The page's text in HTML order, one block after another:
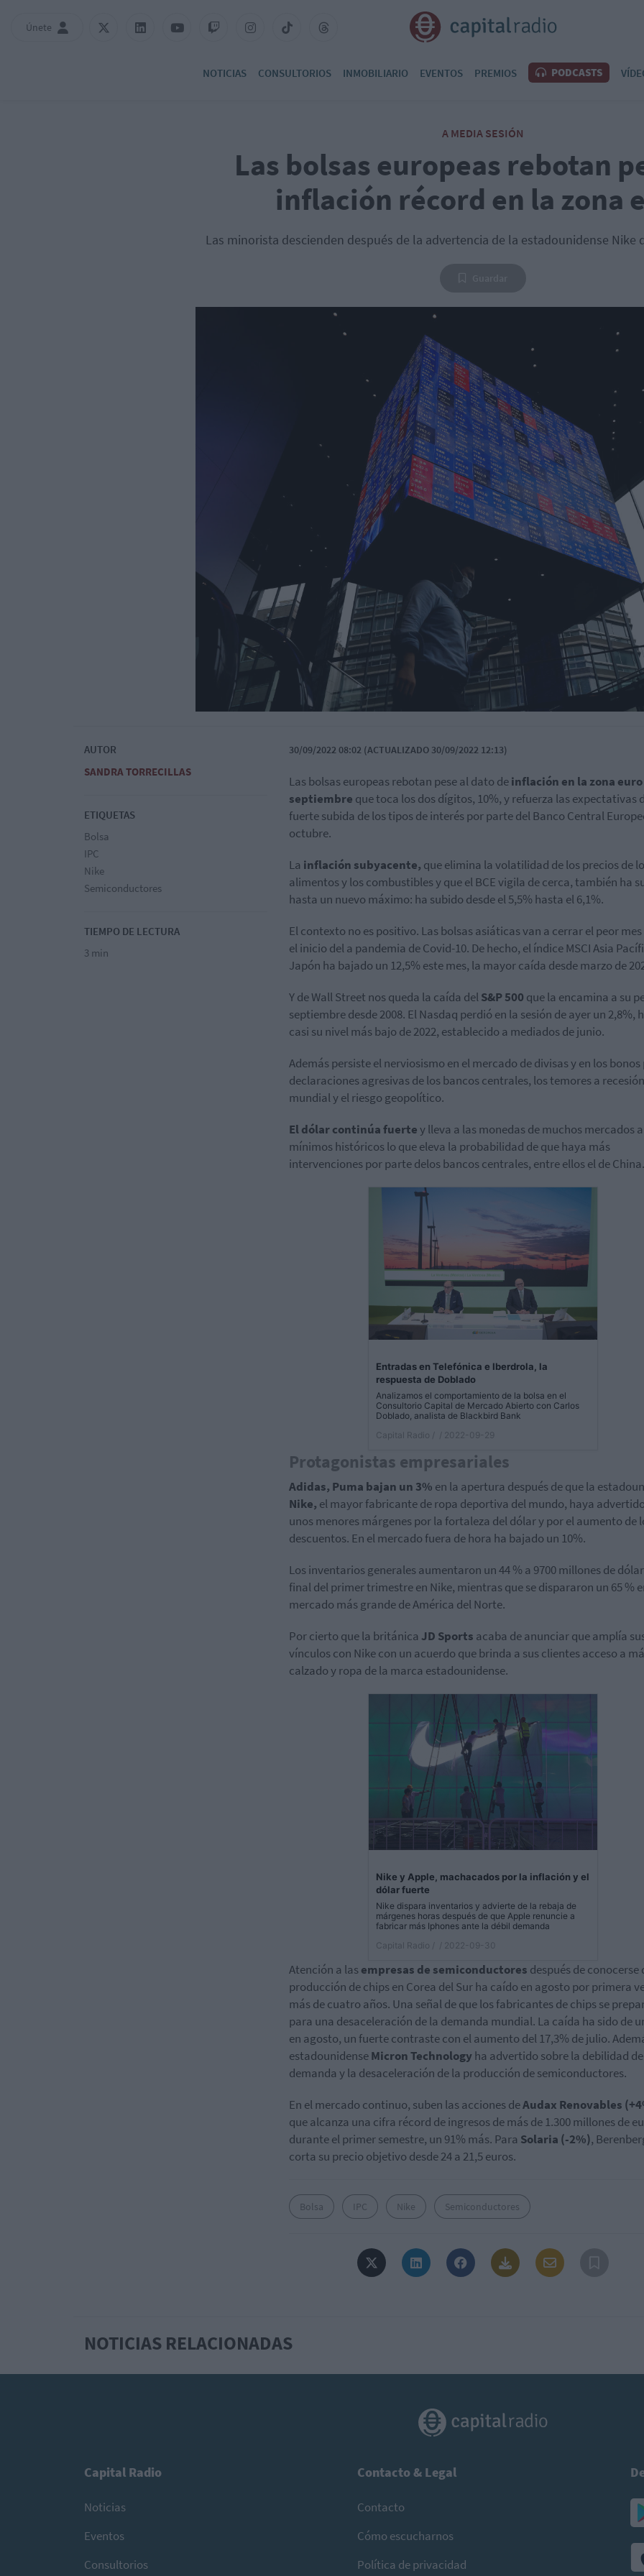
Únete
NOTICIAS CONSULTORIOS INMOBILIARIO EVENTOS PREMIOS PODCASTS
A MEDIA SESIÓN
Las bolsas europeas rebotan
inflación récord en la zona
Las minorista descienden después de la advertencia de la estadounidense Nike
AUTOR
SANDRA TORRECILLAS
ETIQUETAS
Bolsa
IPC
Nike
Semiconductores
TIEMPO DE LECTURA
3 min
30/09/2022 08:02 (ACTUALIZADO 30/09/2022 12:13)
Las bolsas europeas rebotan pese al dato deinflación en la zona
septiembre que toca los dos dígitos, 10%, y refuerza las expectativas
fuerte subida de los tipos de interés por parte del Banco Central
octubre.
La inflación subyacente, que elimina la volatilidad de los precios de
alimentos y los combustibles y que el BCE vigila de cerca, también ha
hasta un nuevo máximo: ha subido desde el 5,5% hasta el 6,1%.
El contexto no es positivo. Las bolsas asiáticas van a cerrar el peor mes
el inicio del a pandemia de Covid-10. De hecho, el índice MSCI Asia
Japón ha bajado un 12,5% este mes, la mayor caída desde marzo de
Y de Wall Street nos queda la caída delS&P 500 que la encamina a su
septiembre desde 2008. El Nasdaq perdió en la sesión de ayer un 2,8%,
casi su nivel más bajo de 2022, establecido a mediados de junio.
Además persiste el nerviosismo en el mercado de divisas y en los bonos
declaraciones agresivas de los bancos centrales, los temores a recesión
mundial y el riesgo geopolítico.
El dólar continúa fuertey lleva a las monedas de muchos mercados a
mínimos históricos lo que eleva la probabilidad de que haya más
intervenciones por parte delos bancos centrales, entre ellos el de China.
Entradas en Telefónica e Iberdrola, la
respuesta de Doblado
Analizamos el comportamiento de la bolsa en el
Consultorio Capital de Mercado Abierto con Carlos
Doblado, analista de Blackbird Bank
Capital Radio /
/ 2022-09-29
Protagonistas empresariales
Adidas, Puma bajan un 3% en la apertura después de que la
Nike, el mayor fabricante de ropa deportiva del mundo, haya
unos menores márgenes por la fortaleza del dólar y por el aumento de
descuentos. En el mercado fuera de hora ha bajado un 10%.
Los inventarios generales aumentaron un 44 % a 9700 millones de
final del primer trimestre en Nike, mientras que se dispararon un 65 %
mercado más grande de América del Norte.
Por cierto que la británica JD Sports acaba de anunciar que amplía
vínculos con Nike con un acuerdo que brinda a sus clientes acceso a
calzado y ropa de la marca estadounidense.
Nike y Apple, machacados por la inflación y el
dólar fuerte
Nike dispara inventarios y advierte de la rebaja de
márgenes horas después de que Apple renuncie a
fabricar más Iphones ante la débil demanda
Capital Radio /
/ 2022-09-30
Atención a lasempresas de semiconductores después de conocerse
producción de chips en Corea del Sur ha caído en agosto por primera
más de cuatro años. Una señal de que los fabricantes de chips se
para una desaceleración de la demanda mundial. La caída ha sido de
en agosto, un fuerte contraste con el aumento del 17,3% de julio.
estadounidenseMicron Technologyha advertido sobre la debilidad
demanda y la desaceleración de la producción de semiconductores.
En el mercado continuo, suben las acciones deAudax Renovables
que alcanza una cifra récord de ingresos de más de 1.300 millones de
durante el primer semestre, un 91% más. Para Solaria (-2%),
corta su precio objetivo desde 24 a 21,5 euros.
Bolsa IPC Nike Semiconductores
NOTICIAS RELACIONADAS
Capital Radio
Noticias
Eventos
Consultorios
Contacto & Legal
Contacto
Cómo escucharnos
Política de privacidad